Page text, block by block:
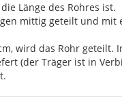
Länge des Rohres ist.
mittig geteilt und
wird das Rohr geteilt.
(der Träger ist in